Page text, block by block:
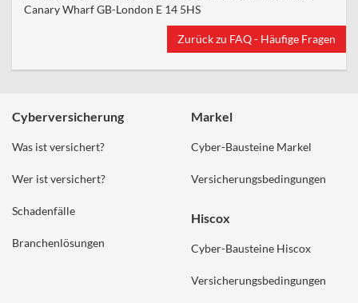
Canary Wharf GB-London E 14 5HS
Zurück zu FAQ - Häufige Fragen
Cyberversicherung
Was ist versichert?
Wer ist versichert?
Schadenfälle
Branchenlösungen
Markel
Cyber-Bausteine Markel
Versicherungsbedingungen
Hiscox
Cyber-Bausteine Hiscox
Versicherungsbedingungen